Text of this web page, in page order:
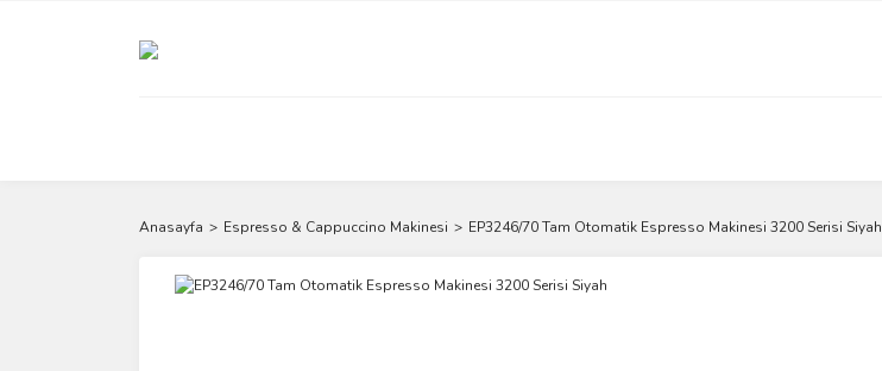
Anasayfa Espresso & Cappuccino Makinesi EP3246/70 Tam Otomatik Espresso Makinesi 3200 Serisi Siyah